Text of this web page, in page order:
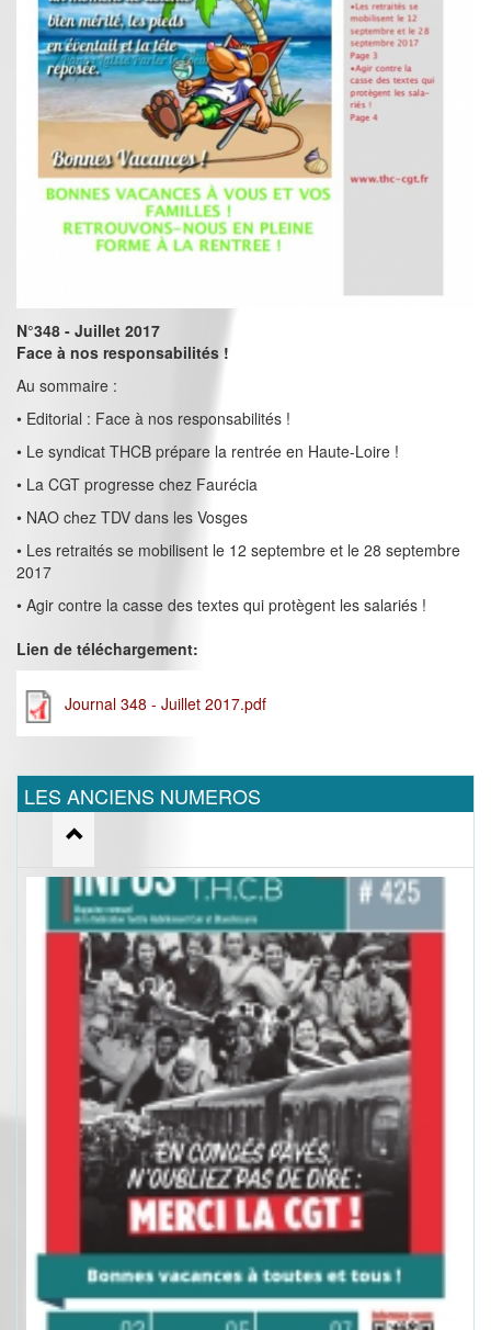
N°348 - Juillet 2017
Face à nos responsabilités !
Au sommaire :
• Editorial : Face à nos responsabilités !
• Le syndicat THCB prépare la rentrée en Haute-Loire !
• La CGT progresse chez Faurécia
• NAO chez TDV dans les Vosges
• Les retraités se mobilisent le 12 septembre et le 28 septembre
2017
• Agir contre la casse des textes qui protègent les salariés !
Lien de téléchargement:
Journal 348 - Juillet 2017.pdf
LES ANCIENS NUMEROS